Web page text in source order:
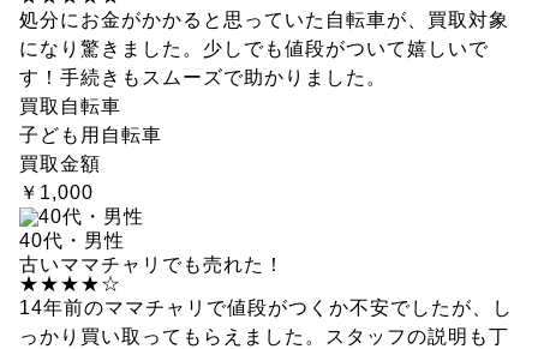
処分にお金がかかると思っていた自転車が、買取対象
になり驚きました。少しでも値段がついて嬉しいで
す！手続きもスムーズで助かりました。
買取自転車
子ども用自転車
買取金額
￥1,000
40代・男性
古いママチャリでも売れた！
★★★★☆
14年前のママチャリで値段がつくか不安でしたが、し
っかり買い取ってもらえました。スタッフの説明も丁